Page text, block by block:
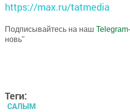
https://max.ru/tatmedia
Подписывайтесь на наш
новь"
Теги:
САЛЫМ